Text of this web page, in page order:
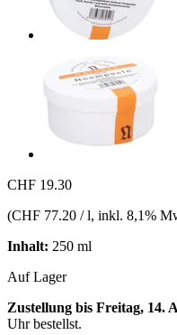
CHF 19.30
(CHF 77.20 / l, inkl. 8,1%
Inhalt: 250 ml
Auf Lager
Zustellung bis Freitag, 14.
Uhrbestellst.